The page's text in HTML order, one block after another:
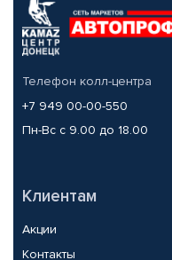
Телефон колл-центра
+7 949 00-00-550
Пн-Вс с 9.00 до 18.00
Клиентам
Акции
Контакты